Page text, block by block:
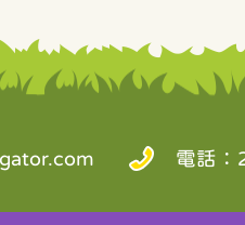
電話：